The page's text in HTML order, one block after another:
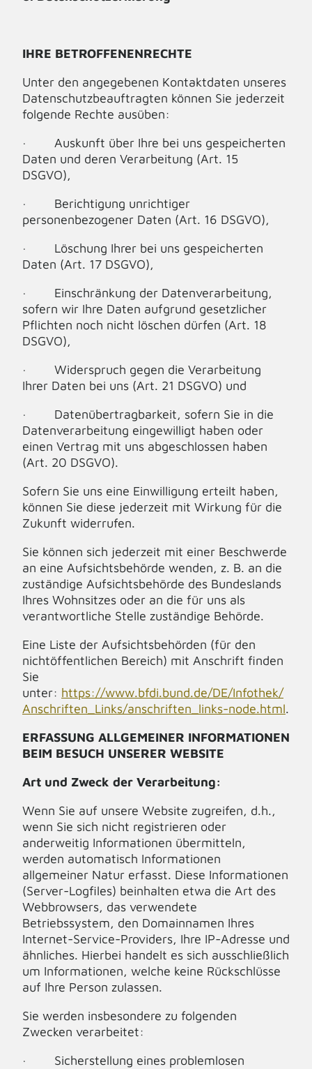
IHRE BETROFFENENRECHTE
Unter den angegebenen Kontaktdaten unseres
Datenschutzbeauftragten können Sie jederzeit
folgende Rechte ausüben:
· Auskunft über Ihre bei uns gespeicherten
Daten und deren Verarbeitung (Art. 15
DSGVO),
· Berichtigung unrichtiger
personenbezogener Daten (Art. 16 DSGVO),
· Löschung Ihrer bei uns gespeicherten
Daten (Art. 17 DSGVO),
· Einschränkung der Datenverarbeitung,
sofern wir Ihre Daten aufgrund gesetzlicher
Pflichten noch nicht löschen dürfen (Art. 18
DSGVO),
· Widerspruch gegen die Verarbeitung
Ihrer Daten bei uns (Art. 21 DSGVO) und
· Datenübertragbarkeit, sofern Sie in die
Datenverarbeitung eingewilligt haben oder
einen Vertrag mit uns abgeschlossen haben
(Art. 20 DSGVO).
Sofern Sie uns eine Einwilligung erteilt haben,
können Sie diese jederzeit mit Wirkung für die
Zukunft widerrufen.
Sie können sich jederzeit mit einer Beschwerde
an eine Aufsichtsbehörde wenden, z. B. an die
zuständige Aufsichtsbehörde des Bundeslands
Ihres Wohnsitzes oder an die für uns als
verantwortliche Stelle zuständige Behörde.
Eine Liste der Aufsichtsbehörden (für den
nichtöffentlichen Bereich) mit Anschrift finden
Sie
unter: https://www.bfdi.bund.de/DE/Infothek/
Anschriften_Links/anschriften_links-node.html.
ERFASSUNG ALLGEMEINER INFORMATIONEN
BEIM BESUCH UNSERER WEBSITE
Art und Zweck der Verarbeitung:
Wenn Sie auf unsere Website zugreifen, d.h.,
wenn Sie sich nicht registrieren oder
anderweitig Informationen übermitteln,
werden automatisch Informationen
allgemeiner Natur erfasst. Diese Informationen
(Server-Logfiles) beinhalten etwa die Art des
Webbrowsers, das verwendete
Betriebssystem, den Domainnamen Ihres
Internet-Service-Providers, Ihre IP-Adresse und
ähnliches. Hierbei handelt es sich ausschließlich
um Informationen, welche keine Rückschlüsse
auf Ihre Person zulassen.
Sie werden insbesondere zu folgenden
Zwecken verarbeitet:
· Sicherstellung eines problemlosen